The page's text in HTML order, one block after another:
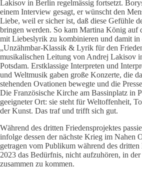
Lakisov in Berlin regelmässig fortsetzt.
einem Interview gesagt, er wünscht den
Liebe, weil er sicher ist, daß diese Gefühle
bringen werden. So kam Martina König auf
mit Liebeslyrik zu kombinieren und damit in
„Unzähmbar-Klassik & Lyrik für den
musikalischen Leitung von Andrej Lakisov
Potsdam. Erstklassige Interpreten und
und Weltmusik gaben große Konzerte, die
stehenden Ovationen bewegte und die
Die Französische Kirche am Bassinplatz in
geeigneter Ort: sie steht für Weltoffenheit,
der Kunst. Das traf und trifft sich gut.
Während des dritten Friedensprojektes
infolge dessen der nächste Krieg im Nahen
getragen vom Publikum während des
2023 das Bedürfnis, nicht aufzuhören, in
zusammen zu kommen.